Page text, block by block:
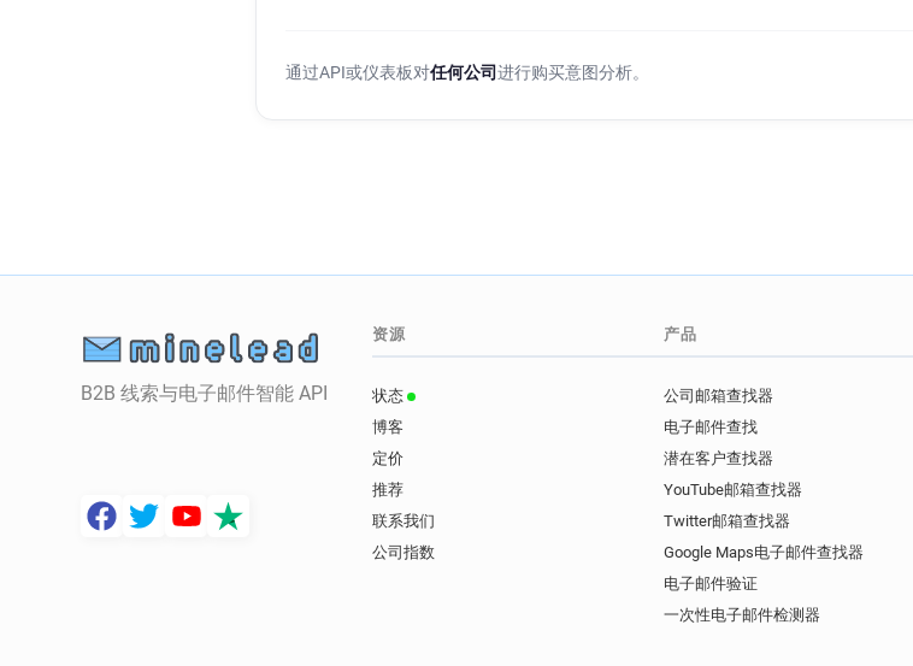
通过API或仪表板对任何公司进行购买意图分析。
B2B 线索与电子邮件智能 API
资源
状态
博客
定价
推荐
联系我们
公司指数
产品
公司邮箱查找器
电子邮件查找
潜在客户查找器
YouTube邮箱查找器
Twitter邮箱查找器
Google Maps电子邮件查找器
电子邮件验证
一次性电子邮件检测器